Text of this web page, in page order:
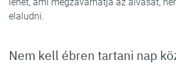
elaludni.
Nem kell ébren tartani nap